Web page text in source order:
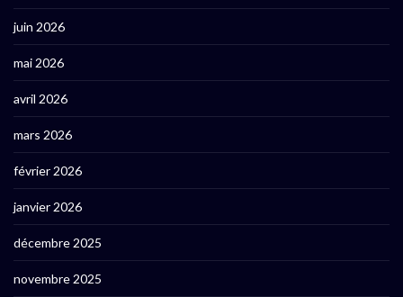
juin 2026
mai 2026
avril 2026
mars 2026
février 2026
janvier 2026
décembre 2025
novembre 2025